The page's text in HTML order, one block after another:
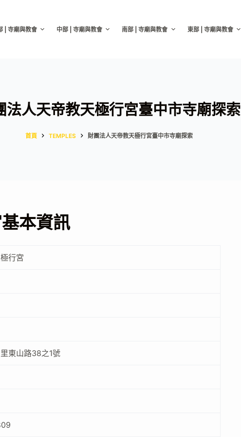
| 寺廟與教會 中部 | 寺廟與教會 南部 | 寺廟與教會 東部 | 寺廟與教會
法人天帝教天極行宮臺中市寺廟探索
首頁 TEMPLES 財團法人天帝教天極行宮臺中市寺廟探索
本資訊
行宮
東山路38之1號